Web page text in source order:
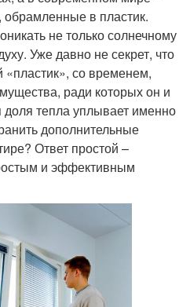
обрамленные в пластик.
не только солнечному
Уже давно не секрет, что
со временем,
ради которых он и
тепла уплывает именно
дополнительные
Ответ простой –
и эффективным